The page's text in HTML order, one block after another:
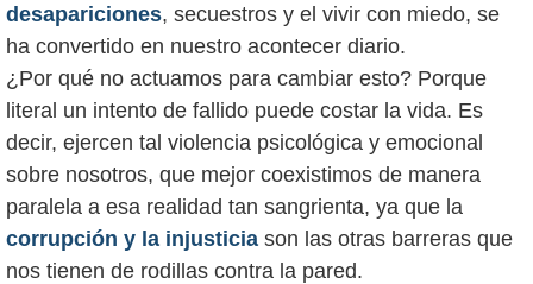
desapariciones, secuestros y el vivir con miedo, se
ha convertido en nuestro acontecer diario.
¿Por qué no actuamos para cambiar esto? Porque
literal un intento de fallido puede costar la vida. Es
decir, ejercen tal violencia psicológica y emocional
sobre nosotros, que mejor coexistimos de manera
paralela a esa realidad tan sangrienta, ya que la
corrupción y la injusticia son las otras barreras que
nos tienen de rodillas contra la pared.